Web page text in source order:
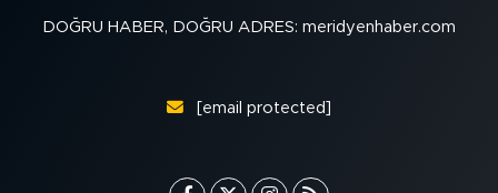
DOĞRU HABER, DOĞRU ADRES: meridyenhaber.com
[email protected]